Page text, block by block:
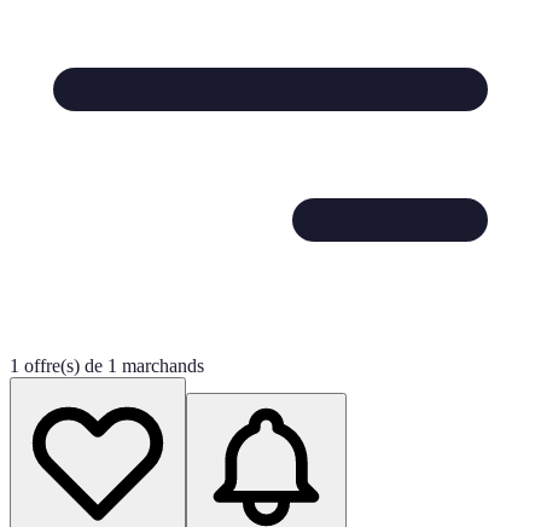
1 offre(s) de 1 marchands